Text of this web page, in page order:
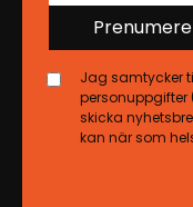
Jag samtycker
skicka
kan när som